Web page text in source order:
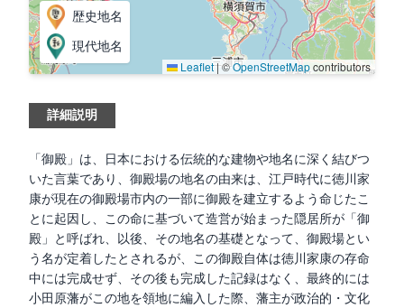
歴史地名
現代地名
Leaflet|©OpenStreetMapcontributors
詳細説明
「御殿」は、日本における伝統的な建物や地名に深く結びつ
いた言葉であり、御殿場の地名の由来は、江戸時代に徳川家
康が現在の御殿場市内の一部に御殿を建立するよう命じたこ
とに起因し、この命に基づいて造営が始まった隠居所が「御
殿」と呼ばれ、以後、その地名の基礎となって、御殿場とい
う名が定着したとされるが、この御殿自体は徳川家康の存命
中には完成せず、その後も完成した記録はなく、最終的には
小田原藩がこの地を領地に編入した際、藩主が政治的・文化